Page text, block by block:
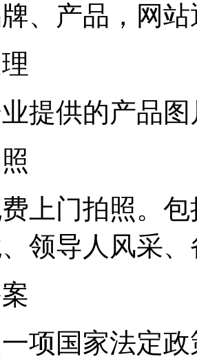
、产品，网
提供的产品
上门拍照。
领导人风采
项国家法定